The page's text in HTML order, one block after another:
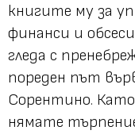
книгите му за
финанси и
гледа с
пореден път
Сорентино.
нямате